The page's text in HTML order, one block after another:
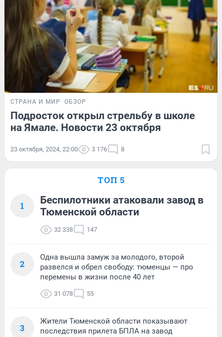
СТРАНА И МИР ОБЗОР
Подросток открыл стрельбу в школе
на Ямале. Новости 23 октября
23 октября, 2024, 22:00 3 176 8
ТОП 5
1
Беспилотники атаковали завод в
Тюменской области
32 338 147
2
Одна вышла замуж за молодого, второй
развелся и обрел свободу: тюменцы — про
перемены в жизни после 40 лет
31 078 55
3
Жители Тюменской области показывают
последствия прилета БПЛА на завод